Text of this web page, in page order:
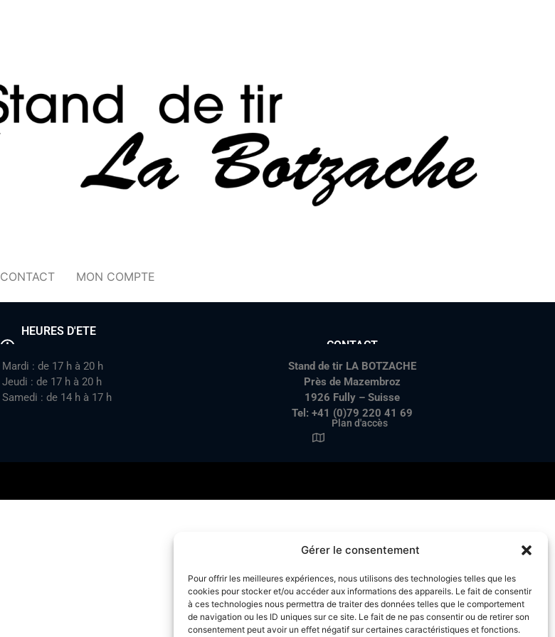
Gérer le consentement
Pour offrir les meilleures expériences, nous utilisons des technologies telles que les
cookies pour stocker et/ou accéder aux informations des appareils. Le fait de consentir
à ces technologies nous permettra de traiter des données telles que le comportement
de navigation ou les ID uniques sur ce site. Le fait de ne pas consentir ou de retirer son
consentement peut avoir un effet négatif sur certaines caractéristiques et fonctions.
CONTACT MON COMPTE
HEURES D'ETE
CONTACT
Mardi : de 17 h à 20 h
Jeudi : de 17 h à 20 h
Samedi : de 14 h à 17 h
Stand de tir LA BOTZACHE
Près de Mazembroz
1926 Fully – Suisse
Tel: +41 (0)79 220 41 69
Plan d'accès